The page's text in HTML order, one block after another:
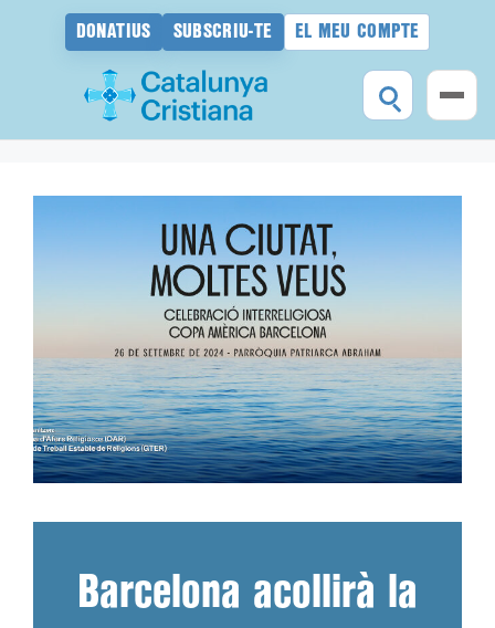
DONATIUS SUBSCRIU-TE EL MEU COMPTE
Barcelona acollirà la